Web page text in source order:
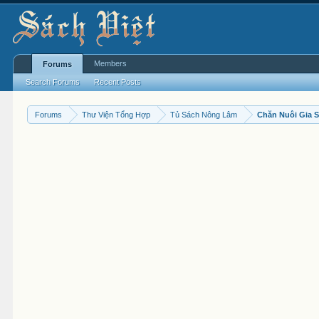
Forums Thư Viện Tổng Hợp Tủ Sách Nông Lâm Chăn Nuôi Gia
Forums
Search Forums Recent Posts
Members